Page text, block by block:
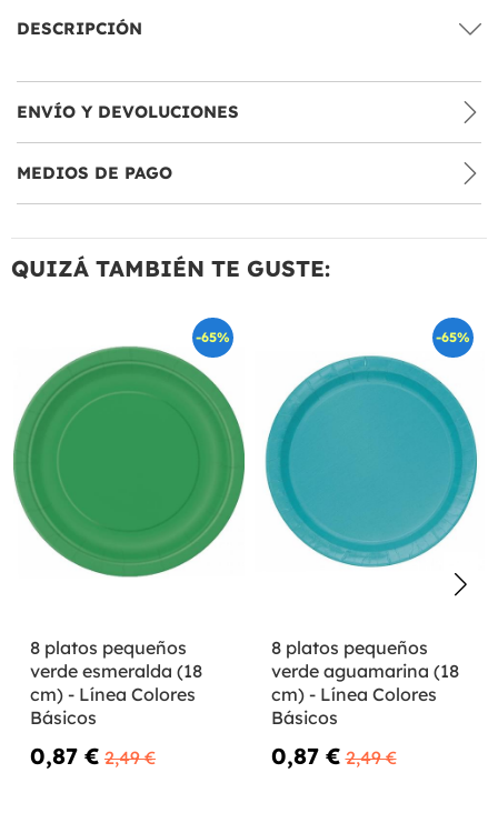
DESCRIPCIÓN
ENVÍO Y DEVOLUCIONES
MEDIOS DE PAGO
QUIZÁ TAMBIÉN TE GUSTE:
-65%
8 platos pequeños
verde esmeralda (18
cm) - Línea Colores
Básicos
0,87 € 2,49 €
-65%
8 platos pequeños
verde aguamarina (18
cm) - Línea Colores
Básicos
0,87 € 2,49 €